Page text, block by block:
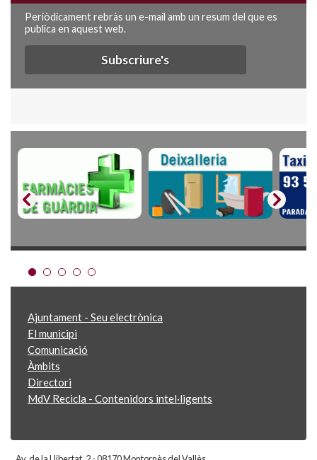
Periòdicament rebràs un e-mail amb un resum del que es
publica en aquest web.
Subscriure's
Ajuntament - Seu electrònica
El municipi
Comunicació
Àmbits
Directori
MdV Recicla - Contenidors intel·ligents